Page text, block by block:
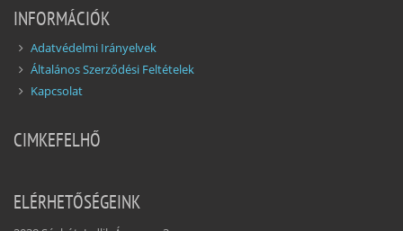
INFORMÁCIÓK
Adatvédelmi Irányelvek
Általános Szerződési Feltételek
Kapcsolat
CIMKEFELHŐ
ELÉRHETŐSÉGEINK